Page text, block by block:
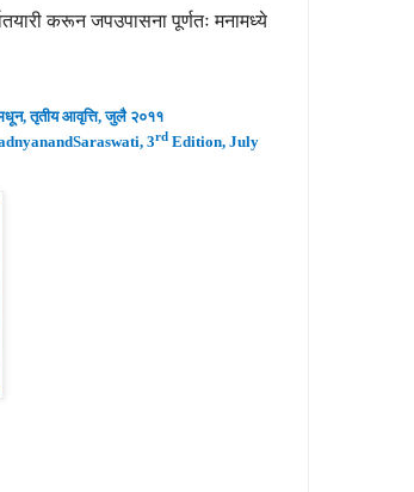
करून जपउपासना पूर्णतः मनामध्ये
,तृतीयआवृत्ति, जुलै २०११
3rd Edition, July